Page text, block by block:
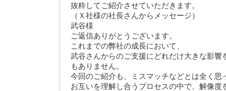
抜粋してご紹介させていただきます。
（Ｘ社様の社長さんからメッセージ）
武谷様
ご返信ありがとうございます。
これまでの弊社の成長において、
武谷さんからのご支援にどれだけ大きな影響
もありません。
今回のご紹介も、ミスマッチなどとは全く思
お互いを理解し合うプロセスの中で、解像度